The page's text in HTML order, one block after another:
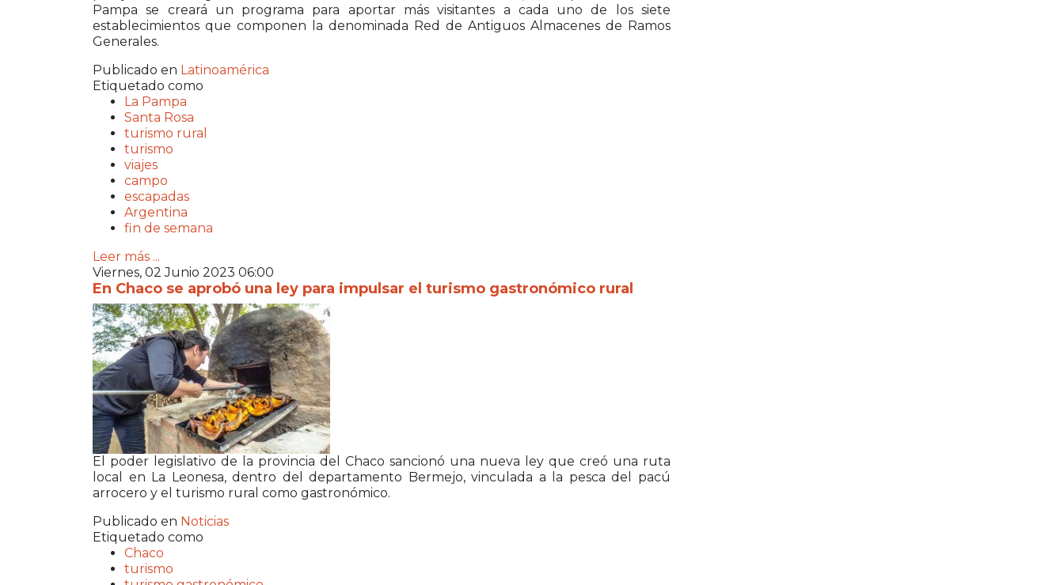
Pampa se creará un programa para aportar más visitantes a cada uno de los siete
establecimientos que componen la denominada Red de Antiguos Almacenes de Ramos
Generales.
Publicado en Latinoamérica
Etiquetado como
La Pampa
Santa Rosa
turismo rural
turismo
viajes
campo
escapadas
Argentina
fin de semana
Leer más ...
Viernes, 02 Junio 2023 06:00
En Chaco se aprobó una ley para impulsar el turismo gastronómico rural
El poder legislativo de la provincia del Chaco sancionó una nueva ley que creó una ruta
local en La Leonesa, dentro del departamento Bermejo, vinculada a la pesca del pacú
arrocero y el turismo rural como gastronómico.
Publicado en Noticias
Etiquetado como
Chaco
turismo